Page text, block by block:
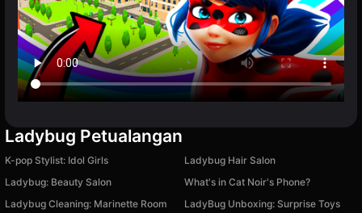
Ladybug Petualangan
K-pop Stylist: Idol Girls
Ladybug Hair Salon
Ladybug: Beauty Salon
What's in Cat Noir's Phone?
Ladybug Cleaning: Marinette Room
LadyBug Unboxing: Surprise Toys